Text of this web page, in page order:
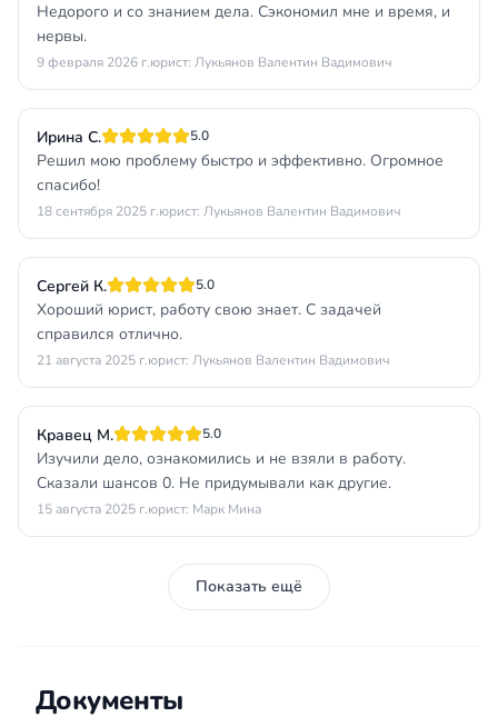
Недорого и со знанием дела. Сэкономил мне и время, и
нервы.
9 февраля 2026 г.юрист: Лукьянов Валентин Вадимович
Ирина С. 5.0
Решил мою проблему быстро и эффективно. Огромное
спасибо!
18 сентября 2025 г.юрист: Лукьянов Валентин Вадимович
Сергей К. 5.0
Хороший юрист, работу свою знает. С задачей
справился отлично.
21 августа 2025 г.юрист: Лукьянов Валентин Вадимович
Кравец М. 5.0
Изучили дело, ознакомились и не взяли в работу.
Сказали шансов 0. Не придумывали как другие.
15 августа 2025 г.юрист: Марк Мина
Показать ещё
Документы